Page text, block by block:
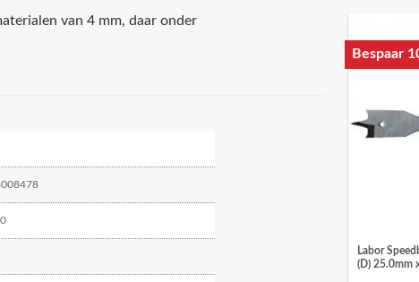
van 4 mm, daar onder
Bespaar
Labor
(D) 25.0mm